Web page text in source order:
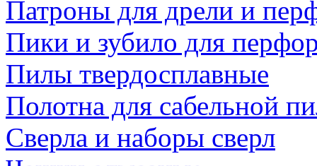
Патроны для дрели и
Пики и зубило для
Пилы твердосплавные
Полотна для сабельной
Сверла и наборы сверл